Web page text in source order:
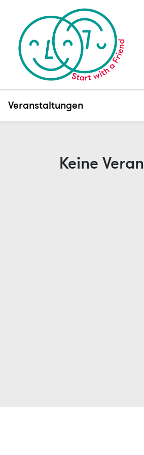
Veranstaltungen
Keine